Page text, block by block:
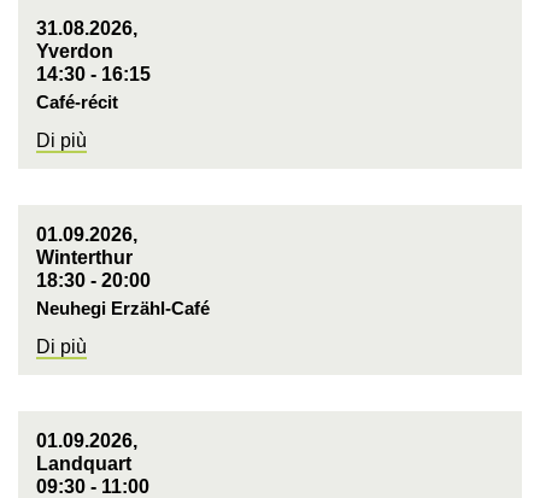
31.08.2026,
Yverdon
14:30 - 16:15
Café-récit
Di più
01.09.2026,
Winterthur
18:30 - 20:00
Neuhegi Erzähl-Café
Di più
01.09.2026,
Landquart
09:30 - 11:00